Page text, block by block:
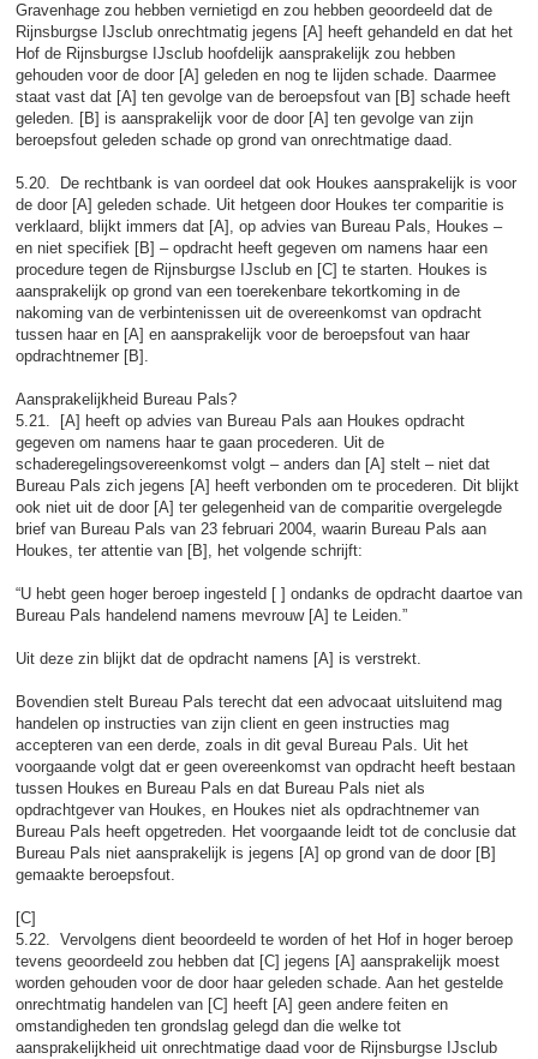
Gravenhage zou hebben vernietigd en zou hebben geoordeeld dat de
Rijnsburgse IJsclub onrechtmatig jegens [A] heeft gehandeld en dat het
Hof de Rijnsburgse IJsclub hoofdelijk aansprakelijk zou hebben
gehouden voor de door [A] geleden en nog te lijden schade. Daarmee
staat vast dat [A] ten gevolge van de beroepsfout van [B] schade heeft
geleden. [B] is aansprakelijk voor de door [A] ten gevolge van zijn
beroepsfout geleden schade op grond van onrechtmatige daad.
5.20. De rechtbank is van oordeel dat ook Houkes aansprakelijk is voor
de door [A] geleden schade. Uit hetgeen door Houkes ter comparitie is
verklaard, blijkt immers dat [A], op advies van Bureau Pals, Houkes –
en niet specifiek [B] – opdracht heeft gegeven om namens haar een
procedure tegen de Rijnsburgse IJsclub en [C] te starten. Houkes is
aansprakelijk op grond van een toerekenbare tekortkoming in de
nakoming van de verbintenissen uit de overeenkomst van opdracht
tussen haar en [A] en aansprakelijk voor de beroepsfout van haar
opdrachtnemer [B].
Aansprakelijkheid Bureau Pals?
5.21. [A] heeft op advies van Bureau Pals aan Houkes opdracht
gegeven om namens haar te gaan procederen. Uit de
schaderegelingsovereenkomst volgt – anders dan [A] stelt – niet dat
Bureau Pals zich jegens [A] heeft verbonden om te procederen. Dit blijkt
ook niet uit de door [A] ter gelegenheid van de comparitie overgelegde
brief van Bureau Pals van 23 februari 2004, waarin Bureau Pals aan
Houkes, ter attentie van [B], het volgende schrijft:
“U hebt geen hoger beroep ingesteld [ ] ondanks de opdracht daartoe van
Bureau Pals handelend namens mevrouw [A] te Leiden.”
Uit deze zin blijkt dat de opdracht namens [A] is verstrekt.
Bovendien stelt Bureau Pals terecht dat een advocaat uitsluitend mag
handelen op instructies van zijn client en geen instructies mag
accepteren van een derde, zoals in dit geval Bureau Pals. Uit het
voorgaande volgt dat er geen overeenkomst van opdracht heeft bestaan
tussen Houkes en Bureau Pals en dat Bureau Pals niet als
opdrachtgever van Houkes, en Houkes niet als opdrachtnemer van
Bureau Pals heeft opgetreden. Het voorgaande leidt tot de conclusie dat
Bureau Pals niet aansprakelijk is jegens [A] op grond van de door [B]
gemaakte beroepsfout.
[C]
5.22. Vervolgens dient beoordeeld te worden of het Hof in hoger beroep
tevens geoordeeld zou hebben dat [C] jegens [A] aansprakelijk moest
worden gehouden voor de door haar geleden schade. Aan het gestelde
onrechtmatig handelen van [C] heeft [A] geen andere feiten en
omstandigheden ten grondslag gelegd dan die welke tot
aansprakelijkheid uit onrechtmatige daad voor de Rijnsburgse IJsclub